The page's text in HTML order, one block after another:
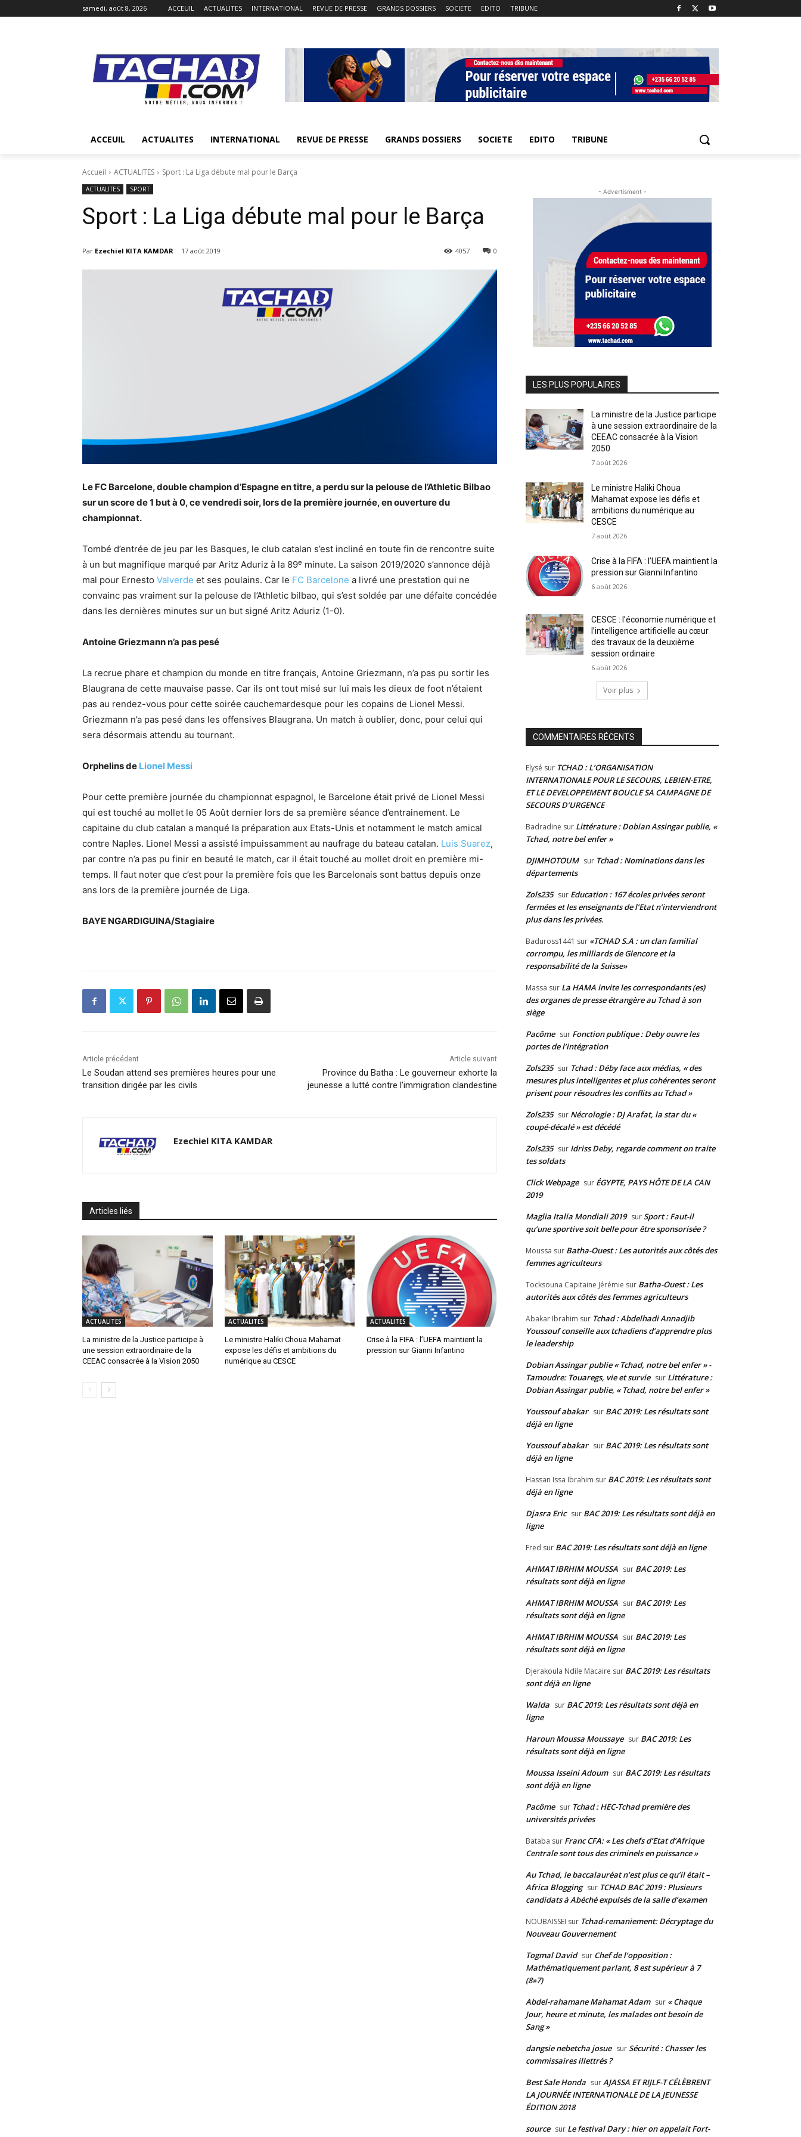
samedi, août 8, 2026 ACCEUIL ACTUALITES INTERNATIONAL REVUE DE PRESSE GRANDS DOSSIERS SOCIETE EDITO TRIBUNE
ACCEUIL ACTUALITES INTERNATIONAL REVUE DE PRESSE GRANDS DOSSIERS SOCIETE EDITO TRIBUNE
Accueil ACTUALITES Sport : La Liga débute mal pour le Barça
ACTUALITES SPORT
Sport : La Liga débute mal pour le Barça
Par Ezechiel KITA KAMDAR 17 août 2019 0
4057
Le FC Barcelone, double champion d’Espagne en titre, a perdu sur la pelouse de l’Athletic Bilbao
sur un score de 1 but à 0, ce vendredi soir, lors de la première journée, en ouverture du
championnat.
Tombé d’entrée de jeu par les Basques, le club catalan s’est incliné en toute fin de rencontre suite
à un but magnifique marqué par Aritz Aduriz à la 89e minute. La saison 2019/2020 s’annonce déjà
mal pour Ernesto Valverde et ses poulains. Car le FC Barcelone a livré une prestation qui ne
convainc pas vraiment sur la pelouse de l’Athletic bilbao, qui s’est soldée par une défaite concédée
dans les dernières minutes sur un but signé Aritz Aduriz (1-0).
Antoine Griezmann n’a pas pesé
La recrue phare et champion du monde en titre français, Antoine Griezmann, n’a pas pu sortir les
Blaugrana de cette mauvaise passe. Car ils ont tout misé sur lui mais les dieux de foot n’étaient
pas au rendez-vous pour cette soirée cauchemardesque pour les copains de Lionel Messi.
Griezmann n’a pas pesé dans les offensives Blaugrana. Un match à oublier, donc, pour celui qui
sera désormais attendu au tournant.
Orphelins de Lionel Messi
Pour cette première journée du championnat espagnol, le Barcelone était privé de Lionel Messi
qui est touché au mollet le 05 Août dernier lors de sa première séance d’entrainement. Le
capitaine du club catalan a manqué la préparation aux Etats-Unis et notamment le match amical
contre Naples. Lionel Messi a assisté impuissamment au naufrage du bateau catalan. Luis Suarez,
par contre n’a pas pu finir en beauté le match, car il était touché au mollet droit en première mi-
temps. Il faut noter que c’est pour la première fois que les Barcelonais sont battus depuis onze
ans lors de la première journée de Liga.
BAYE NGARDIGUINA/Stagiaire
Article précédent
Le Soudan attend ses premières heures pour une
transition dirigée par les civils
Article suivant
Province du Batha : Le gouverneur exhorte la
jeunesse a lutté contre l’immigration clandestine
Ezechiel KITA KAMDAR
Articles liés
ACTUALITES
La ministre de la Justice participe à
une session extraordinaire de la
CEEAC consacrée à la Vision 2050
ACTUALITES
Le ministre Haliki Choua Mahamat
expose les défis et ambitions du
numérique au CESCE
ACTUALITES
Crise à la FIFA : l’UEFA maintient la
pression sur Gianni Infantino
- Advertisment -
LES PLUS POPULAIRES
La ministre de la Justice participe
à une session extraordinaire de la
CEEAC consacrée à la Vision
2050
7 août 2026
Le ministre Haliki Choua
Mahamat expose les défis et
ambitions du numérique au
CESCE
7 août 2026
Crise à la FIFA : l’UEFA maintient la
pression sur Gianni Infantino
6 août 2026
CESCE : l’économie numérique et
l’intelligence artificielle au cœur
des travaux de la deuxième
session ordinaire
6 août 2026
Voir plus
COMMENTAIRES RÉCENTS
Elysé sur TCHAD : L’ORGANISATION
INTERNATIONALE POUR LE SECOURS, LEBIEN-ETRE,
ET LE DEVELOPPEMENT BOUCLE SA CAMPAGNE DE
SECOURS D’URGENCE
Badradine sur Littérature : Dobian Assingar publie, «
Tchad, notre bel enfer »
DJIMHOTOUM sur Tchad : Nominations dans les
départements
Zols235 sur Education : 167 écoles privées seront
fermées et les enseignants de l’Etat n’interviendront
plus dans les privées.
Baduross1441 sur «TCHAD S.A : un clan familial
corrompu, les milliards de Glencore et la
responsabilité de la Suisse»
Massa sur La HAMA invite les correspondants (es)
des organes de presse étrangère au Tchad à son
siège
Pacôme sur Fonction publique : Deby ouvre les
portes de l’intégration
Zols235 sur Tchad : Déby face aux médias, « des
mesures plus intelligentes et plus cohérentes seront
prisent pour résoudres les conflits au Tchad »
Zols235 sur Nécrologie : DJ Arafat, la star du «
coupé-décalé » est décédé
Zols235 sur Idriss Deby, regarde comment on traite
tes soldats
Click Webpage sur ÉGYPTE, PAYS HÔTE DE LA CAN
2019
Maglia Italia Mondiali 2019 surSport : Faut-il
qu’une sportive soit belle pour être sponsorisée ?
Moussa sur Batha-Ouest : Les autorités aux côtés des
femmes agriculteurs
Tocksouna Capitaine Jérémie sur Batha-Ouest : Les
autorités aux côtés des femmes agriculteurs
Abakar Ibrahim sur Tchad : Abdelhadi Annadjib
Youssouf conseille aux tchadiens d’apprendre plus
le leadership
Dobian Assingar publie « Tchad, notre bel enfer » -
Tamoudre: Touaregs, vie et survie sur Littérature :
Dobian Assingar publie, « Tchad, notre bel enfer »
Youssouf abakar sur BAC 2019: Les résultats sont
déjà en ligne
Youssouf abakar sur BAC 2019: Les résultats sont
déjà en ligne
Hassan Issa Ibrahim sur BAC 2019: Les résultats sont
déjà en ligne
Djasra Eric sur BAC 2019: Les résultats sont déjà en
ligne
Fred sur BAC 2019: Les résultats sont déjà en ligne
AHMAT IBRHIM MOUSSA sur BAC 2019: Les
résultats sont déjà en ligne
AHMAT IBRHIM MOUSSA sur BAC 2019: Les
résultats sont déjà en ligne
AHMAT IBRHIM MOUSSA sur BAC 2019: Les
résultats sont déjà en ligne
Djerakoula Ndile Macaire sur BAC 2019: Les résultats
sont déjà en ligne
Walda sur BAC 2019: Les résultats sont déjà en
ligne
Haroun Moussa Moussaye sur BAC 2019: Les
résultats sont déjà en ligne
Moussa Isseini Adoum sur BAC 2019: Les résultats
sont déjà en ligne
Pacôme sur Tchad : HEC-Tchad première des
universités privées
Bataba sur Franc CFA: « Les chefs d’Etat d’Afrique
Centrale sont tous des criminels en puissance »
Au Tchad, le baccalauréat n’est plus ce qu’il était –
Africa Blogging sur TCHAD BAC 2019 : Plusieurs
candidats à Abéché expulsés de la salle d’examen
NOUBAISSEI sur Tchad-remaniement: Décryptage du
Nouveau Gouvernement
Togmal David sur Chef de l’opposition :
Mathématiquement parlant, 8 est supérieur à 7
(8»7)
Abdel-rahamane Mahamat Adam sur « Chaque
Jour, heure et minute, les malades ont besoin de
Sang »
dangsie nebetcha josue surSécurité : Chasser les
commissaires illettrés ?
Best Sale Honda surAJASSA ET RIJLF-T CÉLÈBRENT
LA JOURNÉE INTERNATIONALE DE LA JEUNESSE
ÉDITION 2018
source sur Le festival Dary : hier on appelait Fort-